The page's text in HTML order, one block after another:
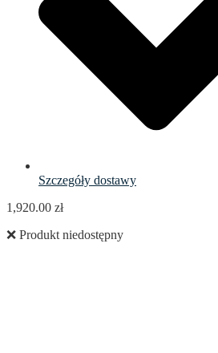
Szczegóły dostawy
1,920.00 zł
❌ Produkt niedostępny